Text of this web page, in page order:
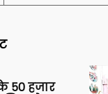
50 हजार